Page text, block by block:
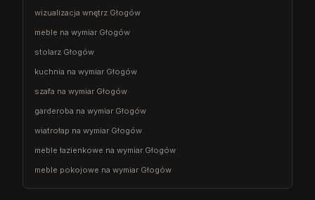
wizualizacja wnętrz Głogów
meble na wymiar Głogów
stolarz Głogów
kuchnia na wymiar Głogów
szafa na wymiar Głogów
garderoba na wymiar Głogów
wiatrołap na wymiar Głogów
meble łazienkowe na wymiar Głogów
meble pokojowe na wymiar Głogów